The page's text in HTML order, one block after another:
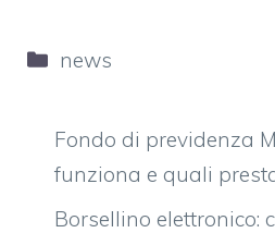
Categorie
news
Fondo di previdenza
funziona e quali
Borsellino elettronico: